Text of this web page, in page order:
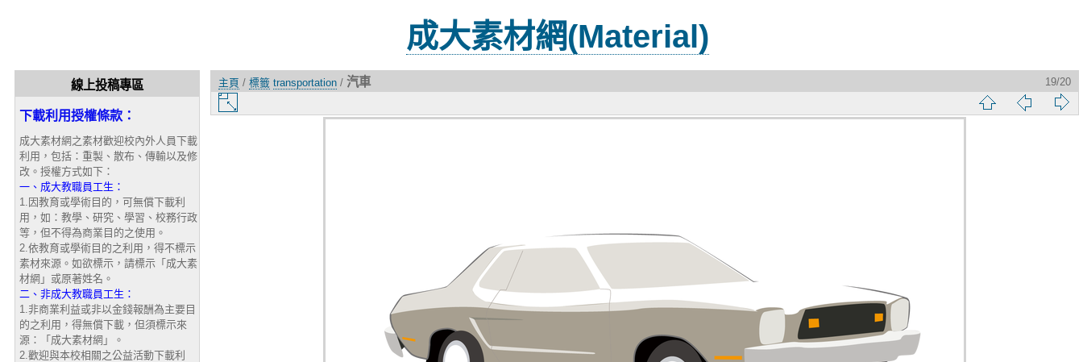
成大素材網(Material)
線上投稿專區
下載利用授權條款：
成大素材網之素材歡迎校內外人員下載
利用，包括：重製、散布、傳輸以及修
改。授權方式如下：
一、成大教職員工生：
1.因教育或學術目的，可無償下載利
用，如：教學、研究、學習、校務行政
等，但不得為商業目的之使用。
2.依教育或學術目的之利用，得不標示
素材來源。如欲標示，請標示「成大素
材網」或原著姓名。
二、非成大教職員工生：
1.非商業利益或非以金錢報酬為主要目
的之利用，得無償下載，但須標示來
源：「成大素材網」。
2.歡迎與本校相關之公益活動下載利
主頁 / 標籤 transportation / 汽車
19/20
略
頁
一
片